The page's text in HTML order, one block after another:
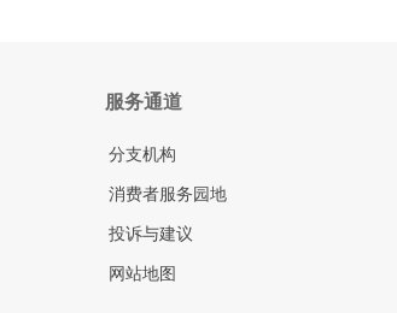
服务通道
分支机构
消费者服务园地
投诉与建议
网站地图